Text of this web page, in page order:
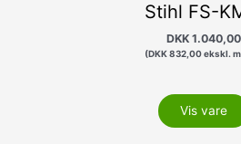
Stihl FS-
DKK 1.040,00
(DKK832,00ekskl.
Vis vare